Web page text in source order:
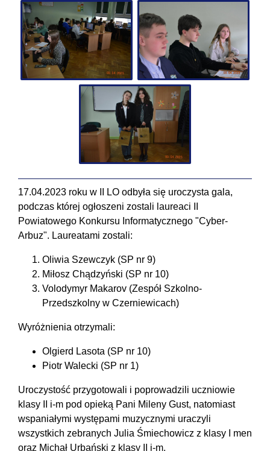
17.04.2023 roku w II LO odbyła się uroczysta gala,
podczas której ogłoszeni zostali laureaci II
Powiatowego Konkursu Informatycznego "Cyber-
Arbuz". Laureatami zostali:
Oliwia Szewczyk (SP nr 9)
Miłosz Chądzyński (SP nr 10)
Volodymyr Makarov (Zespół Szkolno-
Przedszkolny w Czerniewicach)
Wyróżnienia otrzymali:
Olgierd Lasota (SP nr 10)
Piotr Walecki (SP nr 1)
Uroczystość przygotowali i poprowadzili uczniowie
klasy II i-m pod opieką Pani Mileny Gust, natomiast
wspaniałymi występami muzycznymi uraczyli
wszystkich zebranych Julia Śmiechowicz z klasy I men
oraz Michał Urbański z klasy II i-m.